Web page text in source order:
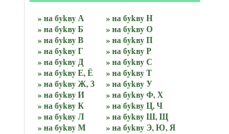
» на бykвy А
» на бykвy Б
» на бykвy В
» на бykвy Г
» на бykвy Д
» на бykвy Е, Ё
» на бykвy Ж, З
» на бykвy И
» на бykвy К
» на бykвy Л
» на бykвy М
» на бykвy Н
» на бykвy О
» на бykвy П
» на бykвy Р
» на бykвy С
» на бykвy Т
» на бykвy У
» на бykвy Ф, Х
» на бykвy Ц, Ч
» на бykвy Ш, Щ
» на бykвy Э, Ю, Я